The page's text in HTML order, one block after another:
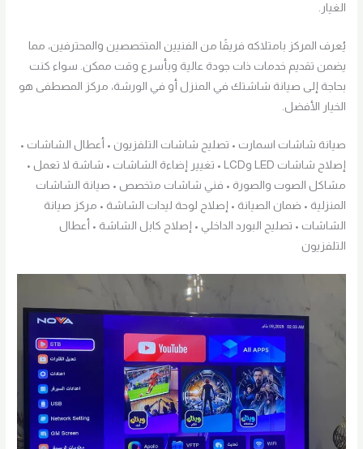
الغيار.
يُعرف المركز بامتلاكه فريقًا من الفنيين المتخصصين والمحترفين، مما
يضمن تقديم خدمات ذات جودة عالية وبأسرع وقت ممكن. سواء كنت
بحاجة إلى صيانة شاشتك في المنزل أو في الورشة، مركز المصطفى هو
الخيار الأفضل.
صيانة شاشات اسمارت • تصليح شاشات التلفزيون • أعطال الشاشات •
إصلاح شاشات LED وLCD • تغيير إضاءة الشاشات • شاشة لا تعمل •
مشاكل الصوت والصورة • فني شاشات متخصص • صيانة الشاشات
المنزلية • ضمان الصيانة • إصلاح لوحة ليدات الشاشة • مركز صيانة
الشاشات • تصليح البورد الداخلي • إصلاح كابل الشاشة • أعطال
التلفزيون